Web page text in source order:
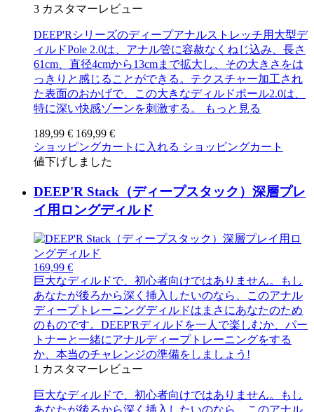
3 カスタマーレビュー
DEEP'Rシリーズのディープアナルストレッチ用大型デ
ィルドPole 2.0は、アナル管に容赦なくねじ込み、長さ
61cm、直径4cmから13cmまで拡大し、その大きさをは
っきりと感じることができる。テクスチャー加工され
た表面のおかげで、この大きなディルドポール2.0は、
特に深い快感ゾーンを刺激する。
もっと見る
189,99 € 169,99 €
ショッピングカートに入れる ショッピングカート
値下げしました
DEEP'R Stack（ディープスタック）深層プレ
イ用ロングディルド
169,99 €
巨大なディルドで、初心者向けではありません。もし
あなたが後ろから深く挿入したいのなら、このアナル
ディープトレーニングディルドはまさにあなたのため
のものです。DEEP'Rディルドを一人で楽しむか、パー
トナーと一緒にアナルディープトレーニングをする
か、本当のチャレンジの準備をしましょう!
1 カスタマーレビュー
巨大なディルドで、初心者向けではありません。もし